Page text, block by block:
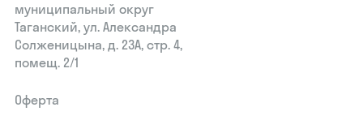
муниципальный округ
Таганский, ул. Александра
Солженицына, д. 23А, стр. 4,
помещ. 2/1
Оферта